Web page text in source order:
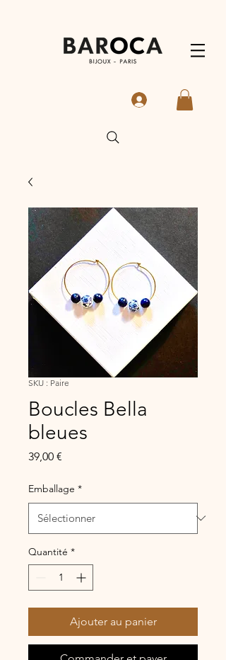
SKU : Paire
Boucles Bella
bleues
39,00 €
Emballage *
Quantité *
Ajouter au panier